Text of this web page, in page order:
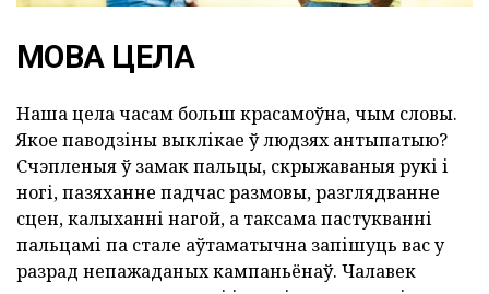
МОВА ЦЕЛА
Наша цела часам больш красамоўна, чым словы.
Якое паводзіны выклікае ў людзях антыпатыю?
Счэпленыя ў замак пальцы, скрыжаваныя рукі і
ногі, пазяханне падчас размовы, разглядванне
сцен, калыханні нагой, а таксама пастукванні
пальцамі па стале аўтаматычна запішуць вас у
разрад непажаданых кампаньёнаў. Чалавек